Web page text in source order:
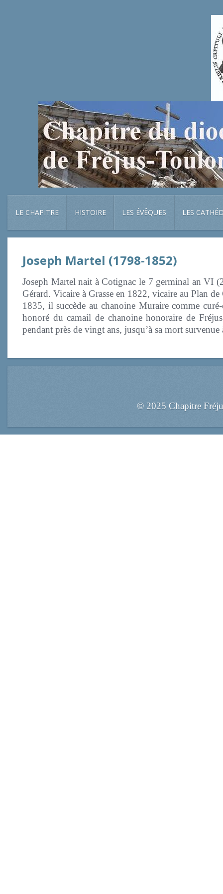
LE CHAPITRE HISTOIRE LES ÉVÊQUES LES
Joseph Martel (1798-1852)
Joseph Martel nait à Cotignac le 7 germinal an VI
Gérard. Vicaire à Grasse en 1822, vicaire au Plan
1835, il succède au chanoine Muraire comme
honoré du camail de chanoine honoraire de
pendant près de vingt ans, jusqu’à sa mort
© 2025 Chapitre